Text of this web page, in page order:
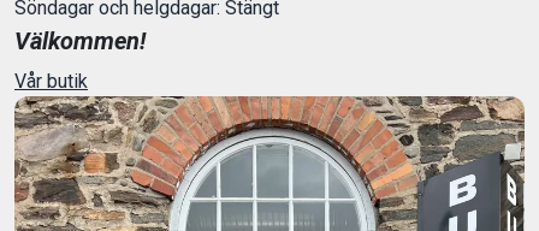
Söndagar och helgdagar: Stängt
Välkommen!
Vår butik